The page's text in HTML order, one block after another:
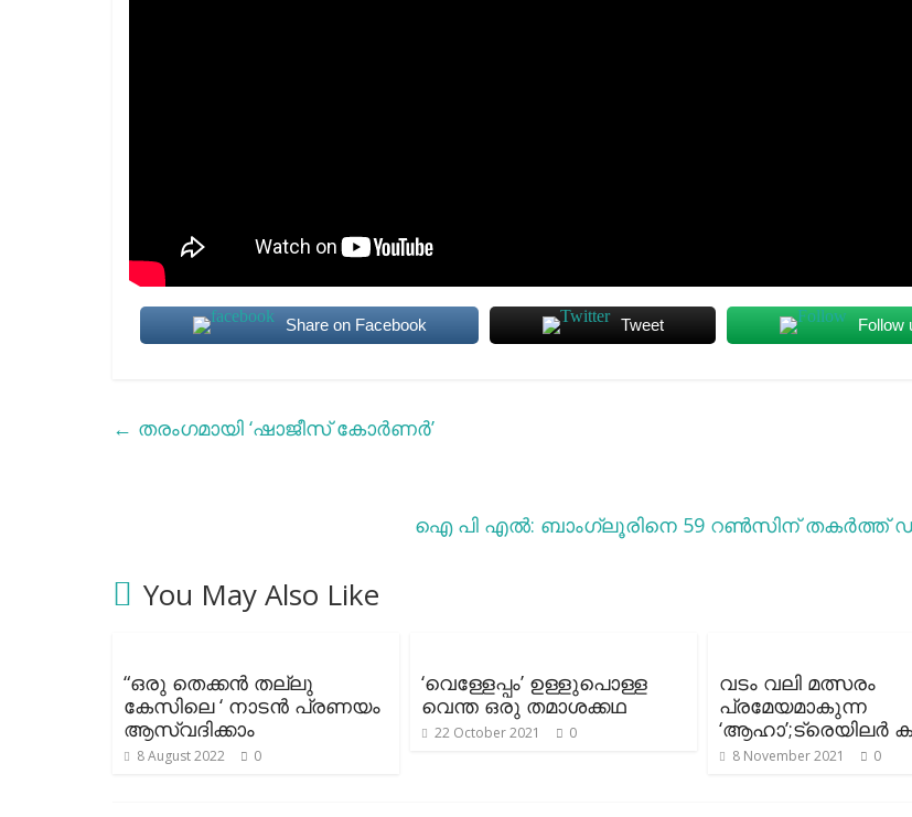
Share on Facebook Tweet Follow
← തരംഗമായി ‘ഷാജീസ് കോര്‍ണര്‍’
ഐ പി എൽ: ബാംഗ്ലൂരിനെ 59 റൺസിന് തകർത്ത്
You May Also Like
“ഒരു തെക്കൻ തല്ലു
കേസിലെ ‘ നാടന്‍ പ്രണയം
ആസ്വദിക്കാം
8 August 2022 0
‘വെള്ളേപ്പം’ ഉള്ളുപൊള്ള
വെന്ത ഒരു തമാശക്കഥ
22 October 2021 0
വടം വലി മത്സരം
പ്രമേയമാകുന്ന
‘ആഹാ’;ട്രെയിലർ
8 November 2021 0